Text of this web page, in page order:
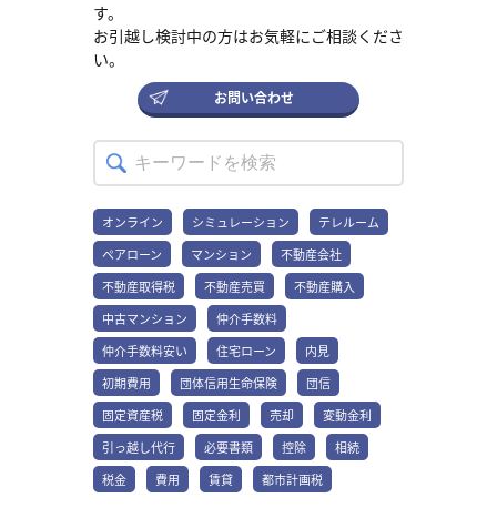
動でも返済額はすぐに変わらない 住宅ローンは、半年ごとに金利が
見直されますが、実は毎月の返済額はすぐに変わりません。これ
は、次にご紹介する変動金利特有のルールが関係しています。 なぜ
知るうえで欠かせないのが、「5年ルール」と「125％ルール」で
す。これらは借り手を守るための仕組みですが、誤解しないよう注
意が必要です。 金利が上がっても返済額が変わらない「5年ルー
保たれるルールです。家計がすぐに打撃を受けるのを防ぎ、対策を
息が増加し元金の減りが鈍化・元金返済が想定より遅れ、6年目の見
直しで返済額が大幅に上昇 返済額の急増を防ぐセーフティネット
「125％ルール」 5年ごとの返済額見直しの際、新しい返済額の上昇
幅を直前の1.25倍までに制限するルールです。家計への急激な負担
を和らげる役割があります。起こりうるリスク・金利の大幅上昇で
「未払利息」が発生・月々の返済額が利息分に満たず、返済期間が
終わってもローンが残る・残債は一括返済を求められる可能性も
「ルール適用外」のネット銀行、実はメリットも 近年、ネット銀行
を中心に「5年・125%ルール」を適用しない住宅ローンが増えてい
ます。この場合、金利変動がより早く（多くは毎月）返済額に反映
されます。一見リスクが高いように思えますが、「未払利息」が発
生しにくい仕組みです。どちらがご自身の返済計画に合うかお悩み
の方は、テレルームがサポートいたします。お気軽にお問い合わせ
ください。まずは話を聞いてみる 人気のワケは？変動金利の3つの
メリット 変動金利が多くの方に選ばれているのには理由がありま
す。
お引越し検討中の方はお気軽にご相談くださ
い。
お問い合わせ
オンライン シミュレーション
テレルーム
ペアローン
マンション
不動産会社
不動産取得税
不動産売買
不動産購入
中古マンション
仲介手数料
仲介手数料安い
住宅ローン
内見
初期費用
団体信用生命保険
団信
固定資産税
固定金利 売却
変動金利
引っ越し代行
必要書類 控除
相続
税金
費用 賃貸 都市計画税